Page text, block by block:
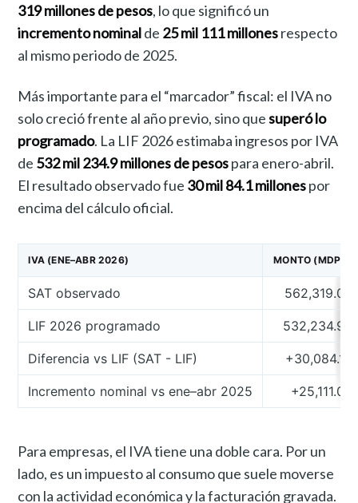
319 millones de pesos, lo que significó un
incremento nominalde 25 mil 111 millonesrespecto
al mismo periodo de 2025.
Más importante para el “marcador” fiscal: el IVA no
solo creció frente al año previo, sino quesuperó lo
programado. La LIF 2026 estimaba ingresos por IVA
de 532 mil 234.9 millones de pesospara enero-abril.
El resultado observado fue 30 mil 84.1 millonespor
encima del cálculo oficial.
IVA (ENE–ABR 2026) MONTO (MDP)
SAT observado 562,319.0
LIF 2026 programado 532,234.9
Diferencia vs LIF (SAT - LIF) +30,084.1
Incremento nominal vs ene–abr 2025 +25,111.0
Para empresas, el IVA tiene una doble cara. Por un
lado, es un impuesto al consumo que suele moverse
con la actividad económica y la facturación gravada.